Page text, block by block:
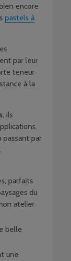
encore
pastels à
par leur
teneur
à la
, ils
passant par
parfaits
du
atelier
belle
une